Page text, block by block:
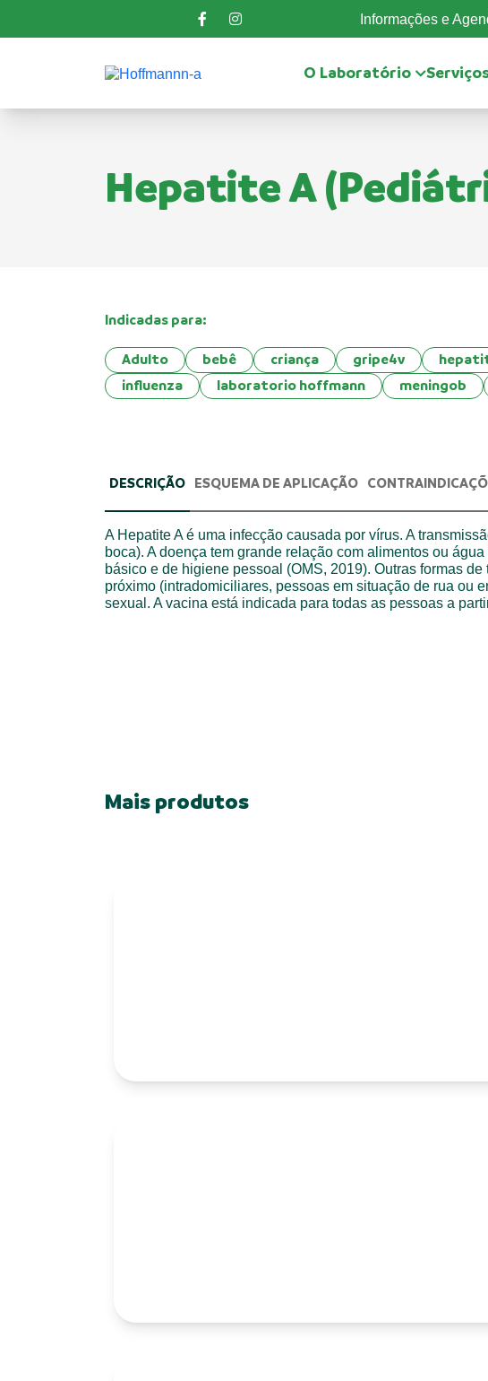
Informações e
O Laboratório
Hepatite A
Indicadas para:
Adulto bebê criança gripe4v
influenza
laboratorio hoffmann meningob
DESCRIÇÃO ESQUEMA DE APLICAÇÃO
A Hepatite A é uma infecção causada por vírus. A
boca). A doença tem grande relação com alimentos ou
básico e de higiene pessoal (OMS, 2019). Outras formas
próximo (intradomiciliares, pessoas em situação de rua ou
sexual. A vacina está indicada para todas as pessoas a
Mais produtos